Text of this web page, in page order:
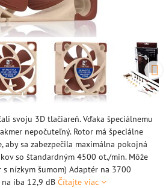
svoju 3D tlačiareň. Vďaka špeciálnemu
nepočuteľný. Rotor má špeciálne
aby sa zabezpečila maximálna pokojná
so štandardným 4500 ot./min. Môže
s nízkym šumom) Adaptér na 3700
iba 12,9 dB Čítajte viac